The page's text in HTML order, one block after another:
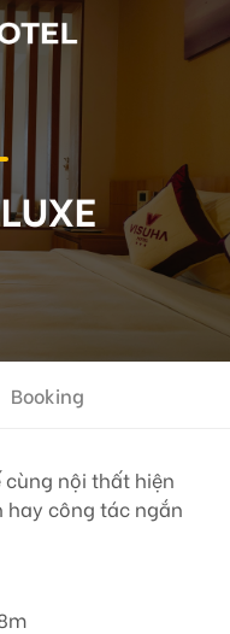
Booking
nội thất hiện
hay công tác ngắn